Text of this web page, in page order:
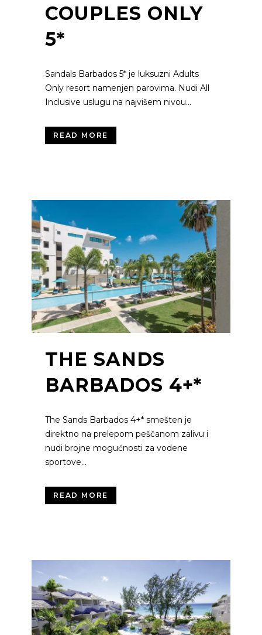
COUPLES ONLY
5*
Sandals Barbados 5* je luksuzni Adults
Only resort namenjen parovima. Nudi All
Inclusive uslugu na najvišem nivou...
READ MORE
THE SANDS
BARBADOS 4+*
The Sands Barbados 4+* smešten je
direktno na prelepom peščanom zalivu i
nudi brojne mogućnosti za vodene
sportove...
READ MORE